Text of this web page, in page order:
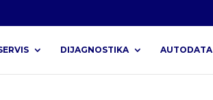
DIJAGNOSTIKA AUTODATA